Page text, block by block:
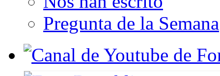
Pregunta de la Semana